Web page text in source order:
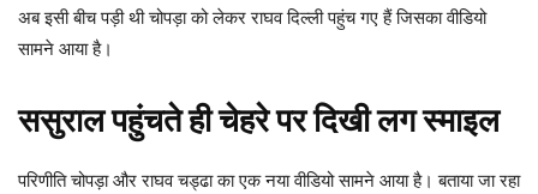
अब इसी बीच पड़ी थी चोपड़ा को लेकर राघव दिल्ली पहुंच गए हैं जिसका वीडियो
सामने आया है।
ससुराल पहुंचते ही चेहरे पर दिखी लग स्माइल
परिणीति चोपड़ा और राघव चड्ढा का एक नया वीडियो सामने आया है। बताया जा रहा